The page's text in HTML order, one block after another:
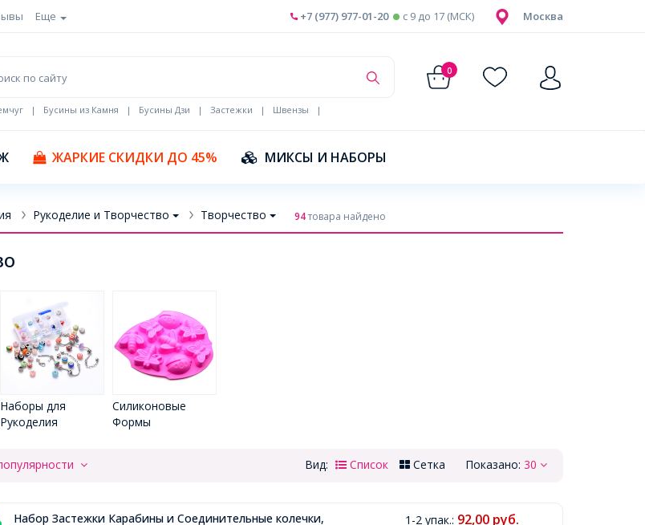
Еще Москва
+7 (977) 977-01-20 c 9 до 17 (МСК)
0
| Бусины из Камня | Бусины Дзи | Застежки | Швензы
|
ЖАРКИЕ СКИДКИ ДО 45% МИКСЫ И НАБОРЫ
Рукоделие и Творчество Творчество 94товара найдено
Наборы для
Рукоделия
Силиконовые
Формы
Показано: 30
Вид: Список Сетка
Набор Застежки Карабины и Соединительные колечки,
1-2 упак.: 92,00 руб.